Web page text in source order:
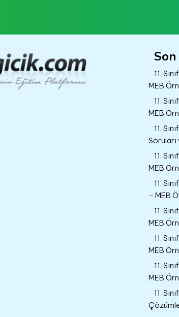
11.
MEB
11.
MEB
11.
11.
MEB
11.
– MEB
11.
MEB
11.
MEB
11.
MEB
11.